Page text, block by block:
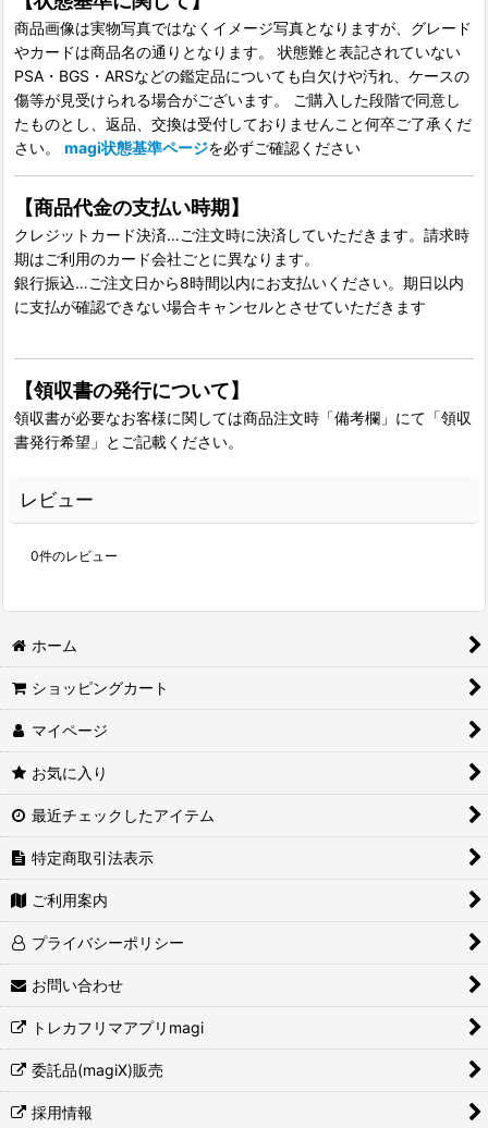
商品画像は実物写真ではなくイメージ写真となりますが、グレード
やカードは商品名の通りとなります。 状態難と表記されていない
PSA・BGS・ARSなどの鑑定品についても白欠けや汚れ、ケースの
傷等が見受けられる場合がございます。 ご購入した段階で同意し
たものとし、返品、交換は受付しておりませんこと何卒ご了承くだ
さい。 magi状態基準ページを必ずご確認ください
【商品代金の支払い時期】
クレジットカード決済…ご注文時に決済していただきます。請求時
期はご利用のカード会社ごとに異なります。
銀行振込…ご注文日から8時間以内にお支払いください。期日以内
に支払が確認できない場合キャンセルとさせていただきます
【領収書の発行について】
領収書が必要なお客様に関しては商品注文時「備考欄」にて「領収
書発行希望」とご記載ください。
レビュー
0件のレビュー
ホーム
ショッピングカート
マイページ
お気に入り
最近チェックしたアイテム
特定商取引法表示
ご利用案内
プライバシーポリシー
お問い合わせ
トレカフリマアプリmagi
委託品(magiX)販売
採用情報